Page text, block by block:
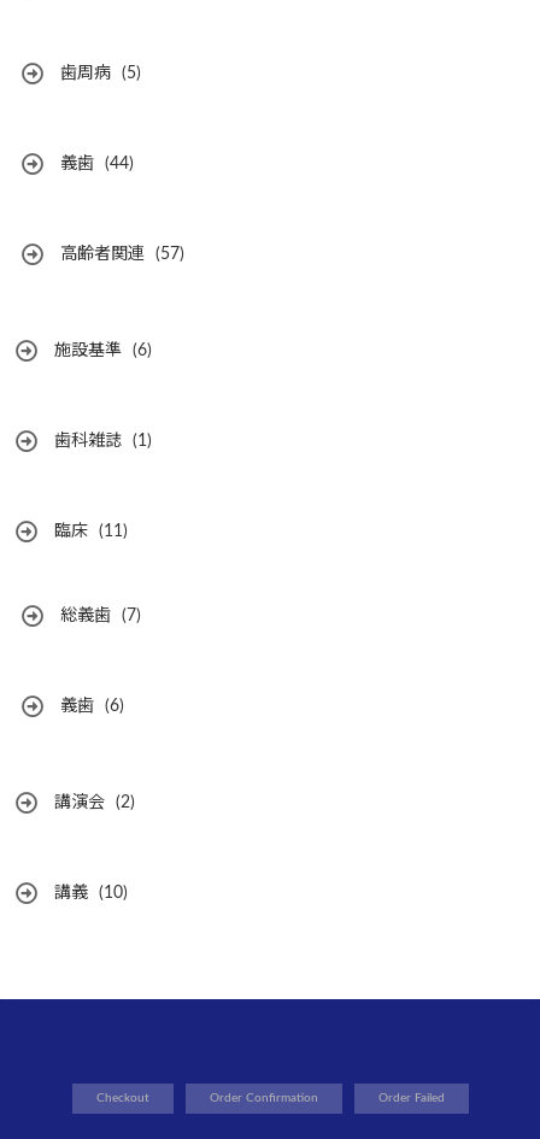
歯周病 (5)
義歯 (44)
高齢者関連 (57)
施設基準 (6)
歯科雑誌 (1)
臨床 (11)
総義歯 (7)
義歯 (6)
講演会 (2)
講義 (10)
Checkout Order Confirmation Order Failed